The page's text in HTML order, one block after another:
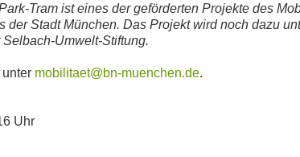
Tram ist eines der geförderten Projekte des
der Stadt München. Das Projekt wird noch dazu
Umwelt-Stiftung.
mobilitaet@bn-muenchen.de.
Uhr